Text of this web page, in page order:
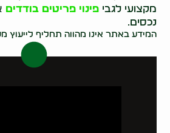
מקצועי לגביפינוי פריטים בודדים
נכסים.
המידע באתר אינו מהווה תחליף לייעוץ